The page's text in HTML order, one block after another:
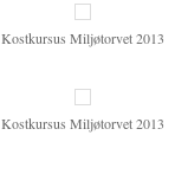
Kostkursus Miljøtorvet 2013
Kostkursus Miljøtorvet 2013